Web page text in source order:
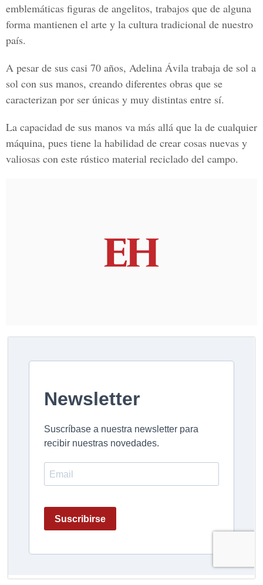
emblemáticas figuras de angelitos, trabajos que de alguna
forma mantienen el arte y la cultura tradicional de nuestro
país.
A pesar de sus casi 70 años, Adelina Ávila trabaja de sol a
sol con sus manos, creando diferentes obras que se
caracterizan por ser únicas y muy distintas entre sí.
La capacidad de sus manos va más allá que la de cualquier
máquina, pues tiene la habilidad de crear cosas nuevas y
valiosas con este rústico material reciclado del campo.